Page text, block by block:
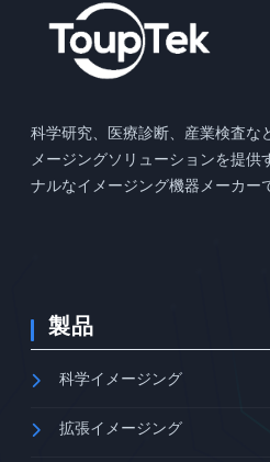
科学研究、医療診断、産業検査な
メージングソリューションを提供
ナルなイメージング機器メーカー
製品
科学イメージング
拡張イメージング